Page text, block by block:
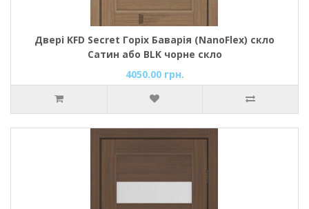
Двері KFD Secret Горіх Баварія (NanoFlex) скло
Сатин або BLK чорне скло
4050.00 грн.